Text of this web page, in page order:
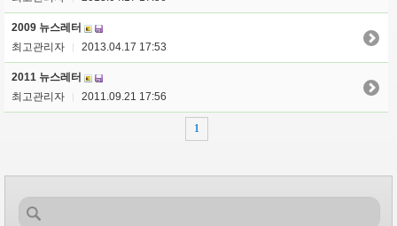
2009 뉴스레터
최고관리자
2013.04.17 17:53
2011 뉴스레터
최고관리자
2011.09.21 17:56
1